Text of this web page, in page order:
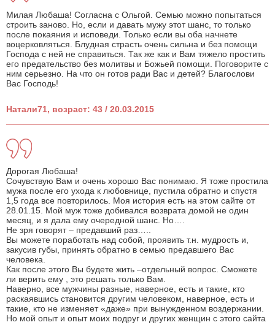
Милая Любаша! Согласна с Ольгой. Семью можно попытаться
строить заново. Но, если и давать мужу этот шанс, то только
после покаяния и исповеди. Только если вы оба начнете
воцерковляться. Блудная страсть очень сильна и без помощи
Господа с ней не справиться. Так же как и Вам тяжело простить
его предательство без молитвы и Божьей помощи. Поговорите с
ним серьезно. На что он готов ради Вас и детей? Благослови
Вас Господь!
Натали71, возраст: 43 / 20.03.2015
Дорогая Любаша!
Сочувствую Вам и очень хорошо Вас понимаю. Я тоже простила
мужа после его ухода к любовнице, пустила обратно и спустя
1,5 года все повторилось. Моя история есть на этом сайте от
28.01.15. Мой муж тоже добивался возврата домой не один
месяц, и я дала ему очередной шанс. Но….
Не зря говорят – предавший раз…..
Вы можете поработать над собой, проявить т.н. мудрость и,
закусив губы, принять обратно в семью предавшего Вас
человека.
Как после этого Вы будете жить –отдельный вопрос. Сможете
ли верить ему , это решать только Вам.
Наверно, все мужчины разные, наверное, есть и такие, кто
раскаявшись становится другим человеком, наверное, есть и
такие, кто не изменяет «даже» при вынужденном воздержании.
Но мой опыт и опыт моих подруг и других женщин с этого сайта